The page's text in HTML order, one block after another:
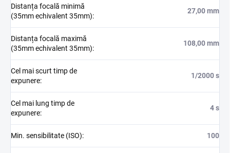
Distanța focală minimă
(35mm echivalent 35mm):
27,00 mm
Distanța focală maximă
(35mm echivalent 35mm):
108,00 mm
Cel mai scurt timp de
expunere:
1/2000 s
Cel mai lung timp de
expunere:
4 s
Min. sensibilitate (ISO): 100